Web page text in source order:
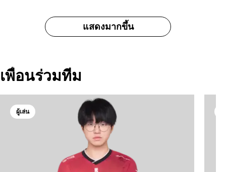
แสดงมากขึ้น
เพื่อนร่วมทีม
ผู้เล่น